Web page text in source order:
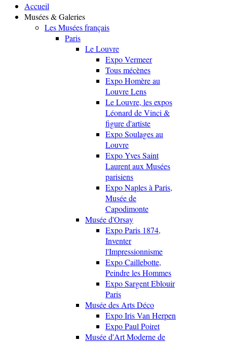
Accueil
Musées & Galeries
Les Musées français
Paris
Le Louvre
Expo Vermeer
Tous mécènes
Expo Homère au
Louvre Lens
Le Louvre, les expos
Léonard de Vinci &
figure d'artiste
Expo Soulages au
Louvre
Expo Yves Saint
Laurent aux Musées
parisiens
Expo Naples à Paris,
Musée de
Capodimonte
Musée d'Orsay
Expo Paris 1874,
Inventer
l'Impressionnisme
Expo Caillebotte,
Peindre les Hommes
Expo Sargent Eblouir
Paris
Musée des Arts Déco
Expo Iris Van Herpen
Expo Paul Poiret
Musée d'Art Moderne de